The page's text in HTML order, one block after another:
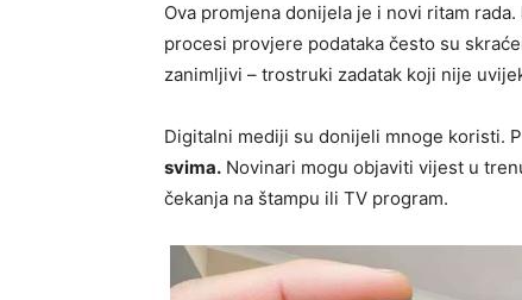
Ova promjena donijela je i novi ritam rada.
procesi provjere podataka često su
zanimljivi – trostruki zadatak koji nije
Digitalni mediji su donijeli mnoge koristi.
svima. Novinari mogu objaviti vijest u
čekanja na štampu ili TV program.